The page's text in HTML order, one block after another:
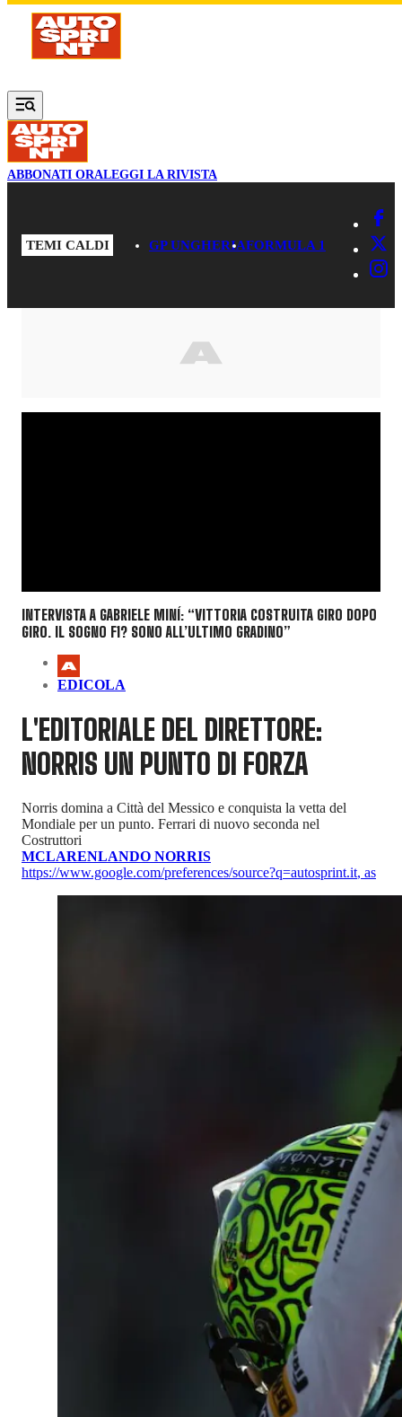
Vai al contenuto principale
ABBONATI ORALEGGI LA RIVISTA
TEMI CALDI GP UNGHERIAFORMULA 1
INTERVISTA A GABRIELE MINÍ: “VITTORIA COSTRUITA GIRO DOPO
GIRO. IL SOGNO F1? SONO ALL’ULTIMO GRADINO”
EDICOLA
L'EDITORIALE DEL DIRETTORE:
NORRIS UN PUNTO DI FORZA
Norris domina a Città del Messico e conquista la vetta del
Mondiale per un punto. Ferrari di nuovo seconda nel
Costruttori
MCLARENLANDO NORRIS
https://www.google.com/preferences/source?q=autosprint.it, as